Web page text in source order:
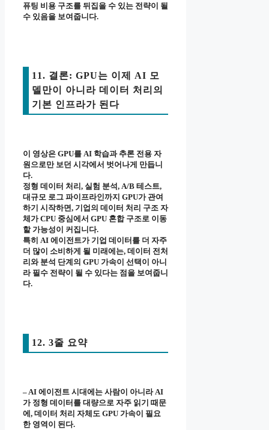
퓨팅 비용 구조를 뒤집을 수 있는 전략이 될
수 있음을 보여줍니다.
11. 결론: GPU는 이제 AI 모
델만이 아니라 데이터 처리의
기본 인프라가 된다
이 영상은 GPU를 AI 학습과 추론 전용 자
원으로만 보던 시각에서 벗어나게 만듭니
다.
정형 데이터 처리, 실험 분석, A/B 테스트,
대규모 로그 파이프라인까지 GPU가 관여
하기 시작하면, 기업의 데이터 처리 구조 자
체가 CPU 중심에서 GPU 혼합 구조로 이동
할 가능성이 커집니다.
특히 AI 에이전트가 기업 데이터를 더 자주
더 많이 소비하게 될 미래에는, 데이터 전처
리와 분석 단계의 GPU 가속이 선택이 아니
라 필수 전략이 될 수 있다는 점을 보여줍니
다.
12. 3줄 요약
– AI 에이전트 시대에는 사람이 아니라 AI
가 정형 데이터를 대량으로 자주 읽기 때문
에, 데이터 처리 자체도 GPU 가속이 필요
한 영역이 된다.